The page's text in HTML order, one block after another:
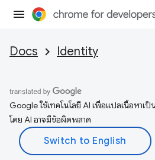
Docs Identity
Google ใช้เทคโนโลยี AI เพื่อแปลเนื้อหาเ
โดย AI อาจมีข้อผิดพลาด